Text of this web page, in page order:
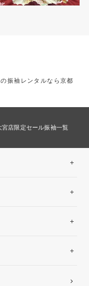
振袖レンタルなら京都
宮店限定セール振袖一覧